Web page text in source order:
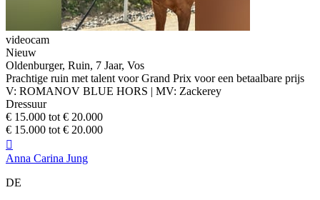
videocam
Nieuw
Oldenburger, Ruin, 7 Jaar, Vos
Prachtige ruin met talent voor Grand Prix voor een betaalbare prijs
V: ROMANOV BLUE HORS | MV: Zackerey
Dressuur
€ 15.000 tot € 20.000
€ 15.000 tot € 20.000

Anna Carina Jung
DE